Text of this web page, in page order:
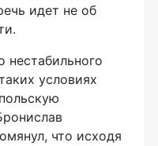
идет не об
нестабильного
условиях
что исходя